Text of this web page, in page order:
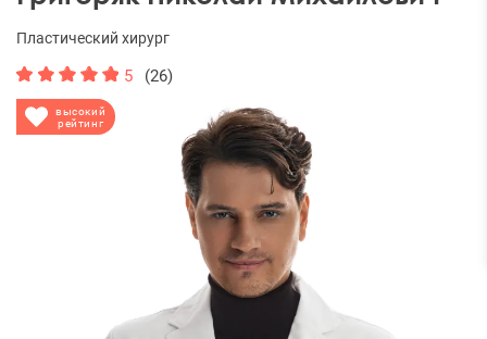
высокий
рейтинг
Пластический хирург
5 (26)